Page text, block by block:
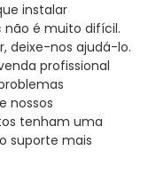
instalar
é muito difícil.
deixe-nos ajudá-lo.
profissional
nossos
tenham uma
suporte mais